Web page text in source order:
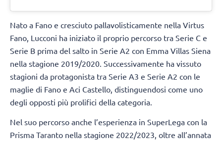
Nato a Fano e cresciuto pallavolisticamente nella Virtus
Fano, Lucconi ha iniziato il proprio percorso tra Serie C e
Serie B prima del salto in Serie A2 con Emma Villas Siena
nella stagione 2019/2020. Successivamente ha vissuto
stagioni da protagonista tra Serie A3 e Serie A2 con le
maglie di Fano e Aci Castello, distinguendosi come uno
degli opposti più prolifici della categoria.
Nel suo percorso anche l’esperienza in SuperLega con la
Prisma Taranto nella stagione 2022/2023, oltre all’annata